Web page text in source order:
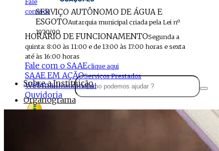
conosco
SERVIÇO AUTÔNOMO DE ÁGUA E
ESGOTOAutarquia municipal criada pela Lei nº
1970/90
HORÁRIO DE FUNCIONAMENTOSegunda a
quinta: 8:00 às 11:00 e de 13:00 às 17:00 horas e sexta
até às 16:00 horas
Fale com o SAAEclique aqui
SAAE EM AÇÃOServiços Prestados
WebmailInstitucional
Ouvidoria
Sobre a Instituição
Organograma